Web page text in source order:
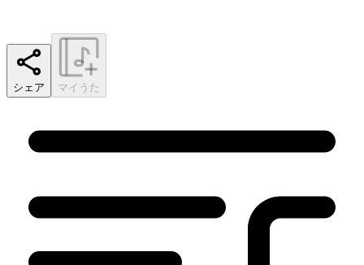
シェア マイうた